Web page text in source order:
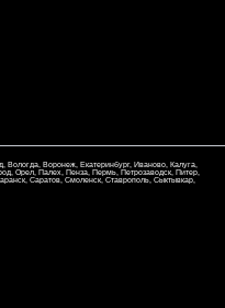
Вологда, Воронеж, Екатеринбург, Иваново, Калуга,
Орел, Палех, Пенза, Пермь, Петрозаводск, Питер,
Саратов, Смоленск, Ставрополь, Сыктывкар,